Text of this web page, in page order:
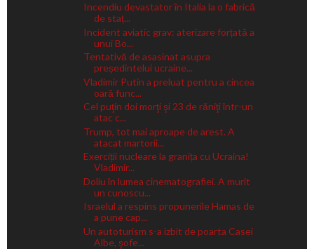
Incendiu devastator în Italia la o fabrică
de staț...
Incident aviatic grav: aterizare forțată a
unui Bo...
Tentativă de asasinat asupra
președintelui ucraine...
Vladimir Putin a preluat pentru a cincea
oară func...
Cel puţin doi morţi şi 23 de răniţi într-un
atac c...
Trump, tot mai aproape de arest. A
atacat martorii...
Exerciții nucleare la granița cu Ucraina!
Vladimir...
Doliu în lumea cinematografiei. A murit
un cunoscu...
Israelul a respins propunerile Hamas de
a pune cap...
Un autoturism s-a izbit de poarta Casei
Albe, şofe...